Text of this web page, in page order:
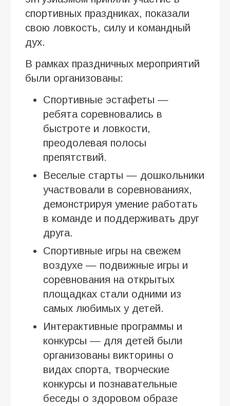
спортивных праздниках, показали
свою ловкость, силу и командный
дух.
В рамках праздничных мероприятий
были организованы:
Спортивные эстафеты —
ребята соревновались в
быстроте и ловкости,
преодолевая полосы
препятствий.
Веселые старты — дошкольники
участвовали в соревнованиях,
демонстрируя умение работать
в команде и поддерживать друг
друга.
Спортивные игры на свежем
воздухе — подвижные игры и
соревнования на открытых
площадках стали одними из
самых любимых у детей.
Интерактивные программы и
конкурсы — для детей были
организованы викторины о
видах спорта, творческие
конкурсы и познавательные
беседы о здоровом образе